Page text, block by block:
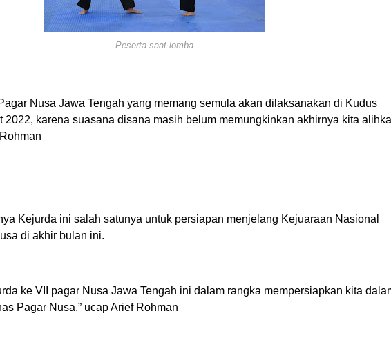
Peserta saat lomba
Nusa Jawa Tengah yang memang semula akan dilaksanakan di Kudus
2022, karena suasana disana masih belum memungkinkan akhirnya kita
Kejurda ini salah satunya untuk persiapan menjelang Kejuaraan Nasional
di akhir bulan ini.
ke VII pagar Nusa Jawa Tengah ini dalam rangka mempersiapkan kita
Pagar Nusa,” ucap Arief Rohman